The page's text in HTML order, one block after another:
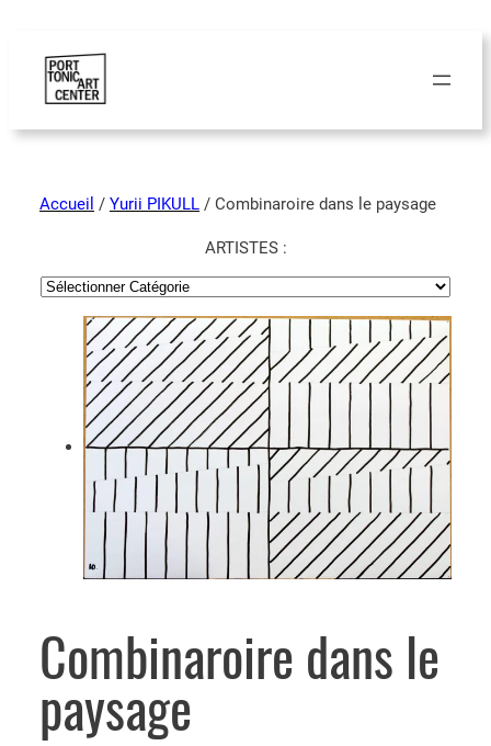
Accueil / Yurii PIKULL / Combinaroire dans le paysage
ARTISTES :
Combinaroire dans le
paysage